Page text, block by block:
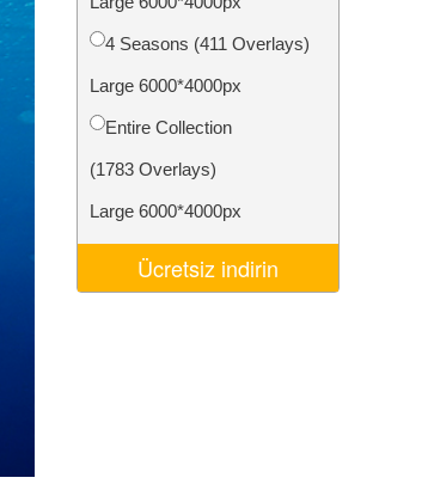
Video Editing Services
4 Seasons (411 Overlays)
Large 6000*4000px
Entire Collection
(1783 Overlays)
Large 6000*4000px
Ücretsiz indirin